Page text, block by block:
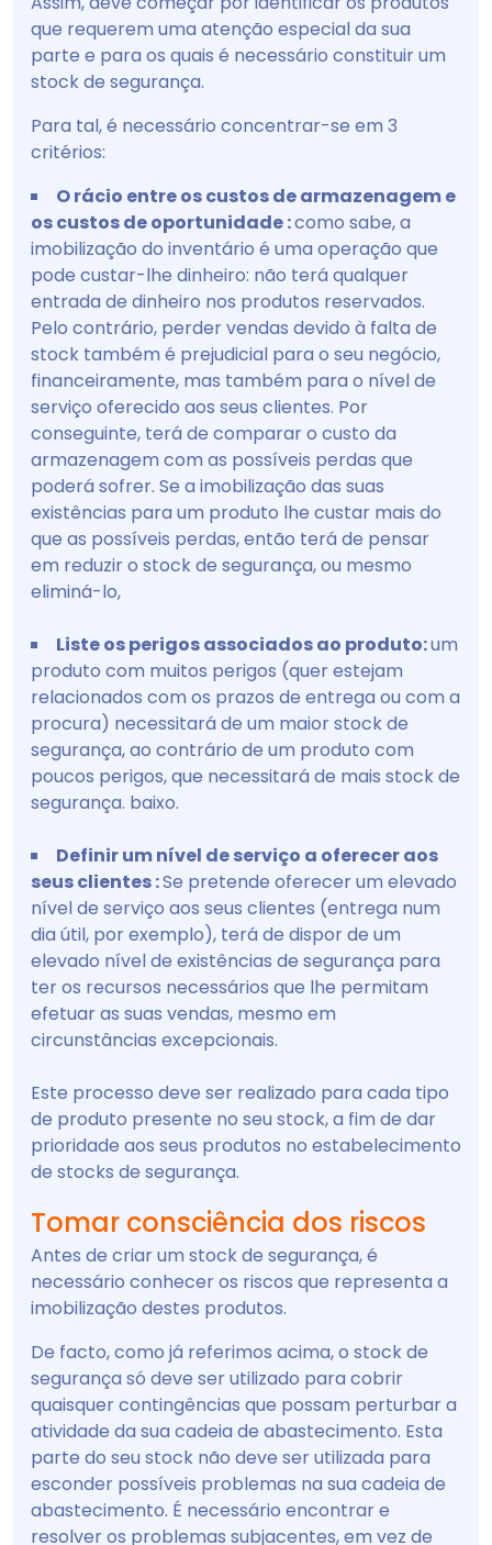
que requerem uma atenção especial da sua
parte e para os quais é necessário constituir um
stock de segurança.
Para tal, é necessário concentrar-se em 3
critérios:
O rácio entre os custos de armazenagem e
os custos de oportunidade :como sabe, a
imobilização do inventário é uma operação que
pode custar-lhe dinheiro: não terá qualquer
entrada de dinheiro nos produtos reservados.
Pelo contrário, perder vendas devido à falta de
stock também é prejudicial para o seu negócio,
financeiramente, mas também para o nível de
serviço oferecido aos seus clientes. Por
conseguinte, terá de comparar o custo da
armazenagem com as possíveis perdas que
poderá sofrer. Se a imobilização das suas
existências para um produto lhe custar mais do
que as possíveis perdas, então terá de pensar
em reduzir o stock de segurança, ou mesmo
eliminá-lo,
Liste os perigos associados ao produto:um
produto com muitos perigos (quer estejam
relacionados com os prazos de entrega ou com a
procura) necessitará de um maior stock de
segurança, ao contrário de um produto com
poucos perigos, que necessitará de mais stock de
segurança. baixo.
Definir um nível de serviço a oferecer aos
seus clientes :Se pretende oferecer um elevado
nível de serviço aos seus clientes (entrega num
dia útil, por exemplo), terá de dispor de um
elevado nível de existências de segurança para
ter os recursos necessários que lhe permitam
efetuar as suas vendas, mesmo em
circunstâncias excepcionais.
Este processo deve ser realizado para cada tipo
de produto presente no seu stock, a fim de dar
prioridade aos seus produtos no estabelecimento
de stocks de segurança.
Tomar consciência dos riscos
Antes de criar um stock de segurança, é
necessário conhecer os riscos que representa a
imobilização destes produtos.
De facto, como já referimos acima, o stock de
segurança só deve ser utilizado para cobrir
quaisquer contingências que possam perturbar a
atividade da sua cadeia de abastecimento. Esta
parte do seu stock não deve ser utilizada para
esconder possíveis problemas na sua cadeia de
abastecimento. É necessário encontrar e
resolver os problemas subjacentes, em vez de